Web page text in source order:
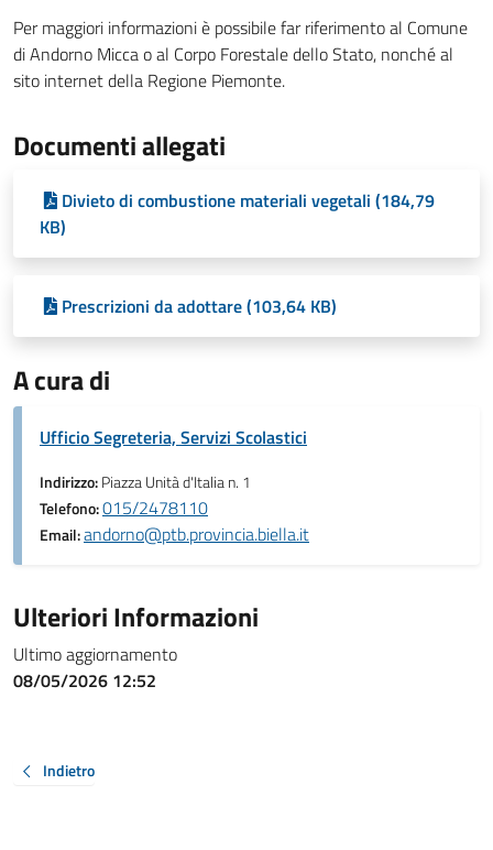
Per maggiori informazioni è possibile far riferimento al Comune
di Andorno Micca o al Corpo Forestale dello Stato, nonché al
sito internet della Regione Piemonte.
Documenti allegati
Divieto di combustione materiali vegetali (184,79
KB)
Prescrizioni da adottare (103,64 KB)
A cura di
Ufficio Segreteria, Servizi Scolastici
Indirizzo:Piazza Unità d'Italia n. 1
Telefono:015/2478110
Email:andorno@ptb.provincia.biella.it
Ulteriori Informazioni
Ultimo aggiornamento
08/05/2026 12:52
Indietro